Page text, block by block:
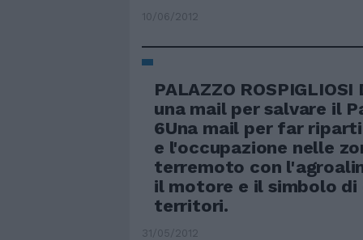
10/06/2012
PALAZZO
una mail per salvare il
6Una mail per far
e l'occupazione nelle
terremoto con
il motore e il simbolo di
territori.
31/05/2012